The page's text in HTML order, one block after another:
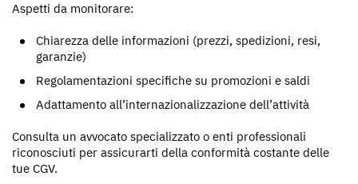
Aspetti da monitorare:
Chiarezza delle informazioni (prezzi, spedizioni, resi,
garanzie)
Regolamentazioni specifiche su promozioni e saldi
Adattamento all’internazionalizzazione dell’attività
Consulta un avvocato specializzato o enti professionali
riconosciuti per assicurarti della conformità costante delle
tue CGV.